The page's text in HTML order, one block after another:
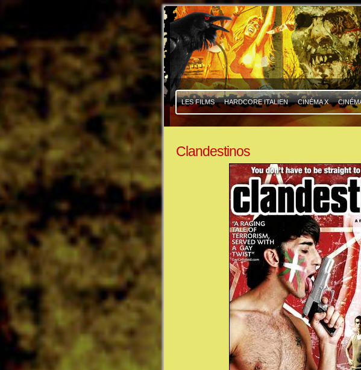
LES FILMS HARDCORE ITALIEN CINÉMA X
Clandestinos